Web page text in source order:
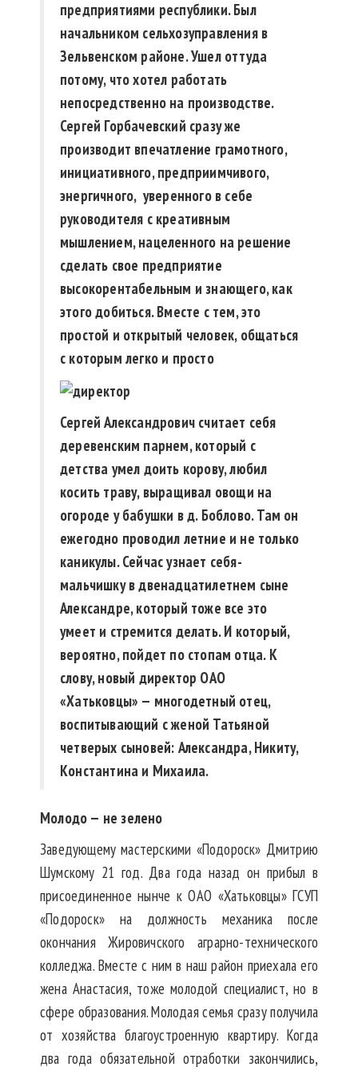
предприятиями республики. Был
начальником сельхозуправления в
Зельвенском районе. Ушел оттуда
потому, что хотел работать
непосредственно на производстве.
Сергей Горбачевский сразу же
производит впечатление грамотного,
инициативного, предприимчивого,
энергичного, уверенного в себе
руководителя с креативным
мышлением, нацеленного на решение
сделать свое предприятие
высокорентабельным и знающего, как
этого добиться. Вместе с тем, это
простой и открытый человек, общаться
с которым легко и просто
Сергей Александрович считает себя
деревенским парнем, который с
детства умел доить корову, любил
косить траву, выращивал овощи на
огороде у бабушки в д. Боблово. Там он
ежегодно проводил летние и не только
каникулы. Сейчас узнает себя-
мальчишку в двенадцатилетнем сыне
Александре, который тоже все это
умеет и стремится делать. И который,
вероятно, пойдет по стопам отца. К
слову, новый директор ОАО
«Хатьковцы» — многодетный отец,
воспитывающий с женой Татьяной
четверых сыновей: Александра, Никиту,
Константина и Михаила.
Молодо — не зелено
Заведующему мастерскими «Подороск» Дмитрию
Шумскому 21 год. Два года назад он прибыл в
присоединенное нынче к ОАО «Хатьковцы» ГСУП
«Подороск» на должность механика после
окончания Жировичского аграрно-технического
колледжа. Вместе с ним в наш район приехала его
жена Анастасия, тоже молодой специалист, но в
сфере образования. Молодая семья сразу получила
от хозяйства благоустроенную квартиру. Когда
два года обязательной отработки закончились,